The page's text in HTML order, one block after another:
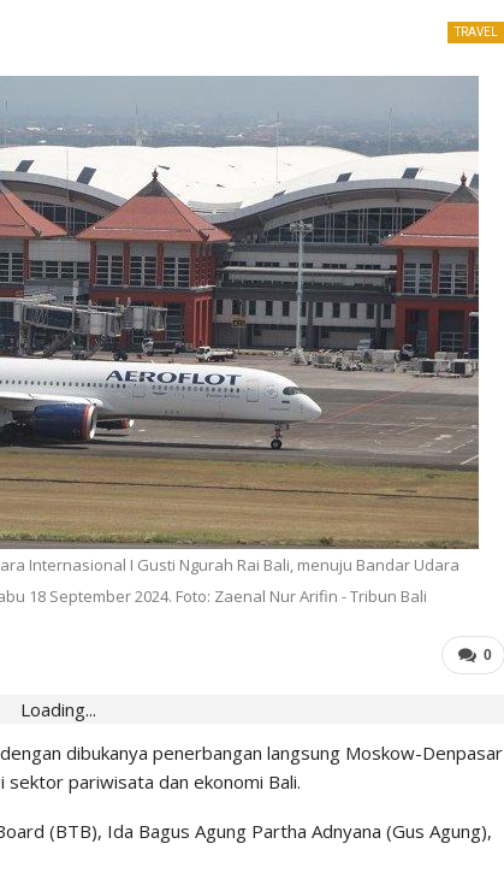
TRAVEL
Internasional I Gusti Ngurah Rai Bali, menuju Bandar Udara
18 September 2024. Foto: Zaenal Nur Arifin - Tribun Bali
0
Loading...
dibukanya penerbangan langsung Moskow-Denpasar
pariwisata dan ekonomi Bali.
(BTB), Ida Bagus Agung Partha Adnyana (Gus Agung),
Hotel
Ribu
Permintaan Turis Asing Meningkat,
Pemesanan Hotel Diperkirakan Pulih
September
IHGMA Jul 13, 2026 0